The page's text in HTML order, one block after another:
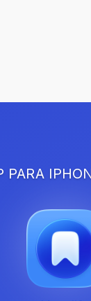
PARA